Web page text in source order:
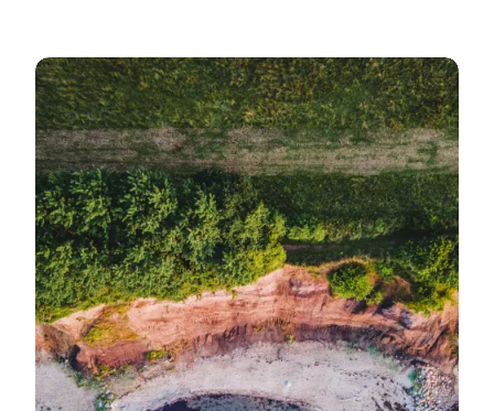
Gå på opdagelse i Danmarks største marin